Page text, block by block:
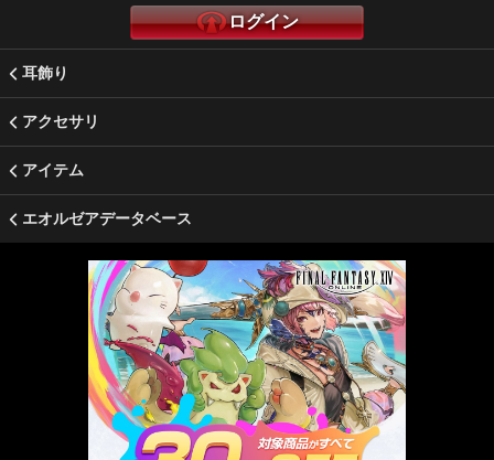
ログイン
耳飾り
アクセサリ
アイテム
エオルゼアデータベース